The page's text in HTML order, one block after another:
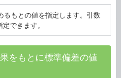
るもとの値を指定します。引数
できます。
をもとに標準偏差の値